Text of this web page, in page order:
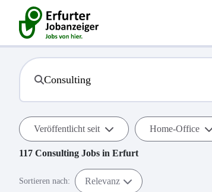
Veröffentlicht seit Home-Office
117 Consulting Jobs in Erfurt
Sortieren nach: Relevanz